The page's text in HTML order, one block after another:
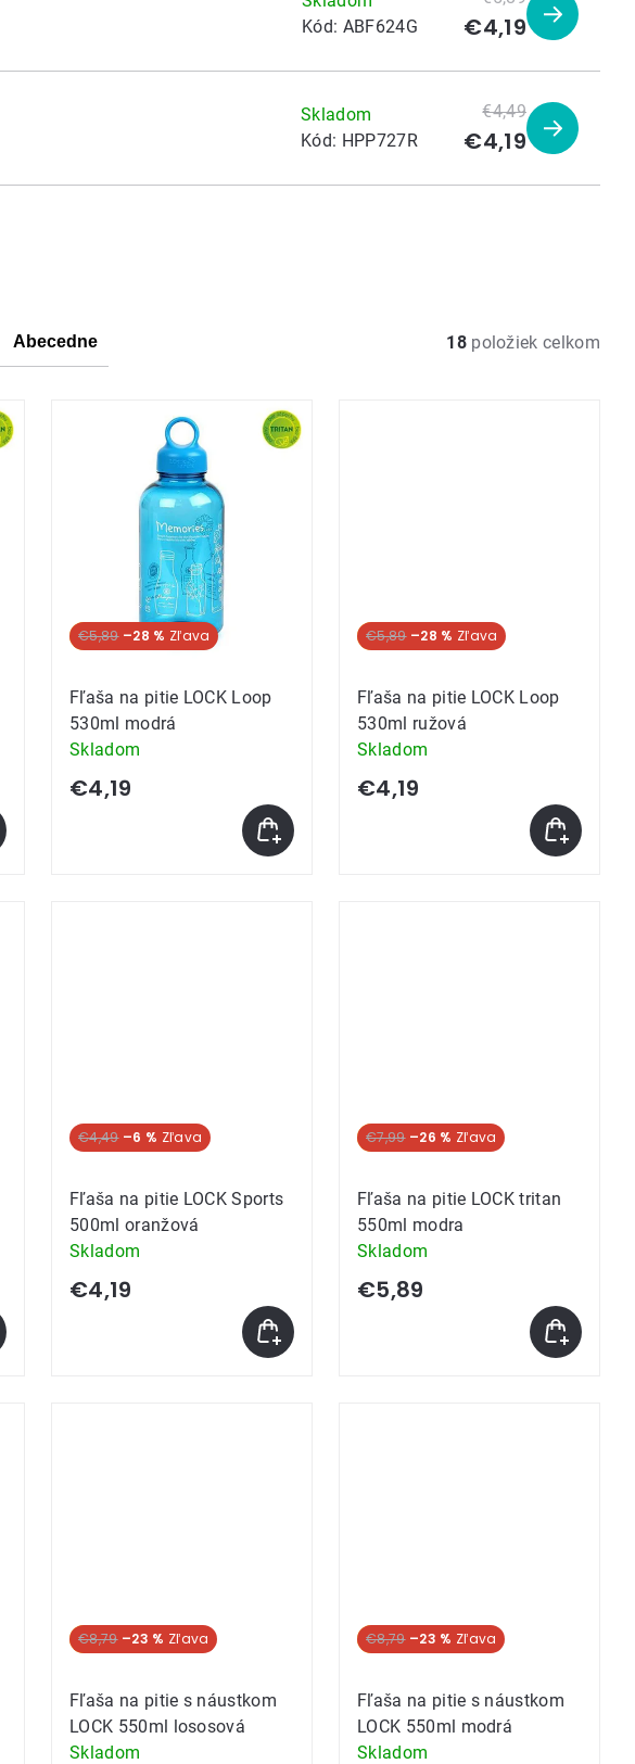
Kód: ABF624G €4,19
Zobraziť
Skladom
Kód: HPP727R
€4,49
€4,19
Zobraziť
Abecedne 18položiek celkom
Akcia
€5,89 –28 %
Fľaša na pitie LOCK Loop
530ml modrá
Skladom
€4,19
Akcia
€5,89 –28 %
Fľaša na pitie LOCK Loop
530ml ružová
Skladom
€4,19
€4,49 –6 %
Fľaša na pitie LOCK Sports
500ml oranžová
Skladom
€4,19
Akcia
€7,99 –26 %
Fľaša na pitie LOCK tritan
550ml modra
Skladom
€5,89
Akcia
€8,79 –23 %
Fľaša na pitie s náustkom
LOCK 550ml lososová
Skladom
Akcia
€8,79 –23 %
Fľaša na pitie s náustkom
LOCK 550ml modrá
Skladom